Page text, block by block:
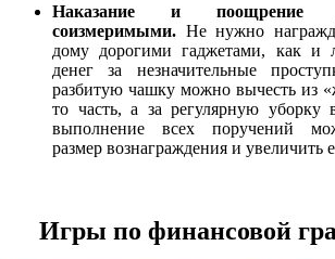
Наказание и поощрение
соизмеримыми. Не нужно
дому дорогими гаджетами, как и
денег за незначительные
разбитую чашку можно вычесть из
то часть, а за регулярную уборку
выполнение всех поручений
размер вознаграждения и увеличить
Игры по финансовой